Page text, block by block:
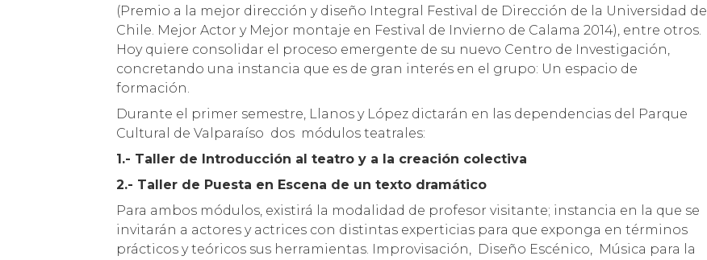
(Premio a la mejor dirección y diseño Integral Festival de Dirección de la Universidad de
Chile. Mejor Actor y Mejor montaje en Festival de Invierno de Calama 2014), entre otros.
Hoy quiere consolidar el proceso emergente de su nuevo Centro de Investigación,
concretando una instancia que es de gran interés en el grupo: Un espacio de
formación.
Durante el primer semestre, Llanos y López dictarán en las dependencias del Parque
Cultural de Valparaíso dos módulos teatrales:
1.- Taller de Introducción al teatro y a la creación colectiva
2.- Taller de Puesta en Escena de un texto dramático
Para ambos módulos, existirá la modalidad de profesor visitante; instancia en la que se
invitarán a actores y actrices con distintas experticias para que exponga en términos
prácticos y teóricos sus herramientas. Improvisación, Diseño Escénico, Música para la